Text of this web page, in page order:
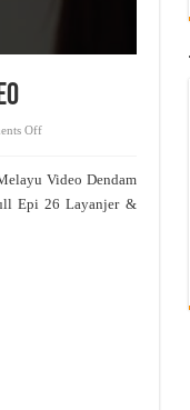
Offon
Live
26
Video Dendam
Epi 26 Layanjer &